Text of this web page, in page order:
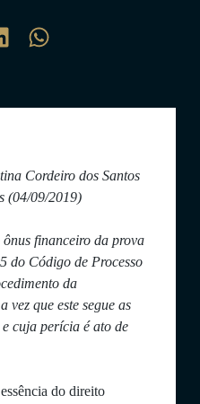
Cordeiro dos Santos
(04/09/2019)
financeiro da prova
do Código de Processo
da
vez que este segue as
cuja perícia é ato de
do direito